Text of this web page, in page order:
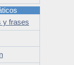
y frases